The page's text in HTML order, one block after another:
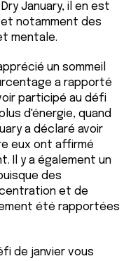
January, il en est
notamment des
mentale.
un sommeil
a rapporté
participé au défi
d'énergie, quand
a déclaré avoir
eux ont affirmé
Il y a également un
des
et de
été rapportées
de janvier vous